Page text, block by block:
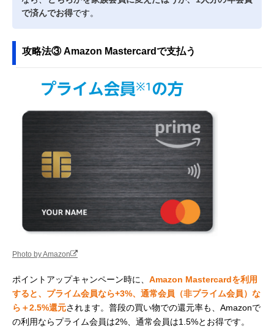
で済んでお得です。
攻略法③ Amazon Mastercardで支払う
Photo by Amazon
ポイントアップキャンペーン時に、 Amazon Mastercardを利用
すると、プライム会員なら+3%、通常会員（非プライム会員）な
ら＋2.5%還元されます。普段の買い物での還元率も、Amazonで
の利用ならプライム会員は2%、通常会員は1.5%とお得です。